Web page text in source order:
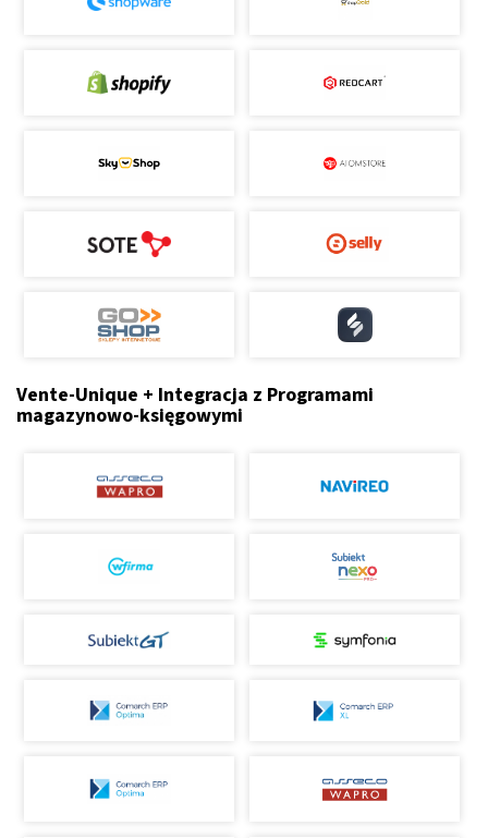
Vente-Unique + Integracja z Programami
magazynowo-księgowymi